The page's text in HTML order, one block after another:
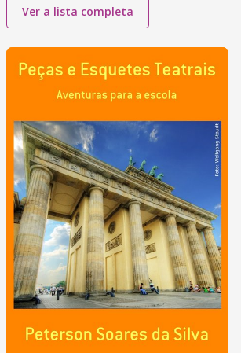
Ver a lista completa